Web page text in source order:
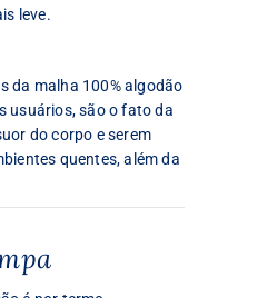
leve.
da malha 100% algodão
usuários, são o fato da
do corpo e serem
quentes, além da